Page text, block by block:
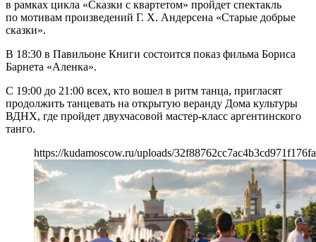
в рамках цикла «Сказки с квартетом» пройдет спектакль
по мотивам произведений Г. Х. Андерсена «Старые добрые
сказки».
В 18:30 в Павильоне Книги состоится показ фильма Бориса
Барнета «Аленка».
С 19:00 до 21:00 всех, кто вошел в ритм танца, пригласят
продолжить танцевать на открытую веранду Дома культуры
ВДНХ, где пройдет двухчасовой мастер-класс аргентинского
танго.
https://kudamoscow.ru/uploads/